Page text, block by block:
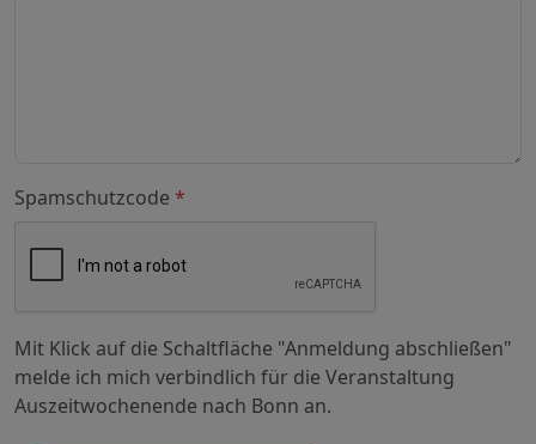
Spamschutzcode *
Mit Klick auf die Schaltfläche "Anmeldung abschließen"
melde ich mich verbindlich für die Veranstaltung
Auszeitwochenende nach Bonn an.